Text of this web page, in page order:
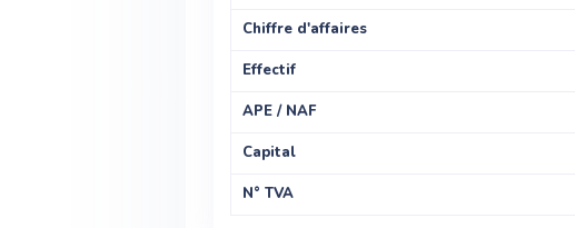
Chiffre d'affaires
Effectif
APE / NAF
Capital
N° TVA